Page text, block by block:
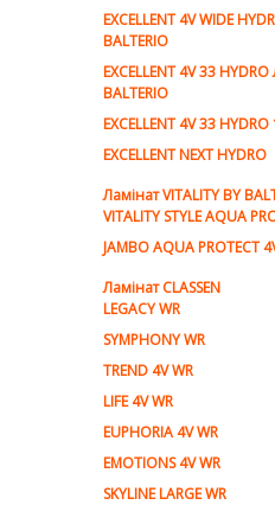
EXCELLENT 4V WIDE
BALTERIO
EXCELLENT 4V 33
BALTERIO
EXCELLENT 4V 33
EXCELLENT NEXT HYDRO
Ламiнат VITALITY BY
VITALITY STYLE AQUA
JAMBO AQUA PROTECT
Ламiнат CLASSEN
LEGACY WR
SYMPHONY WR
TREND 4V WR
LIFE 4V WR
EUPHORIA 4V WR
EMOTIONS 4V WR
SKYLINE LARGE WR